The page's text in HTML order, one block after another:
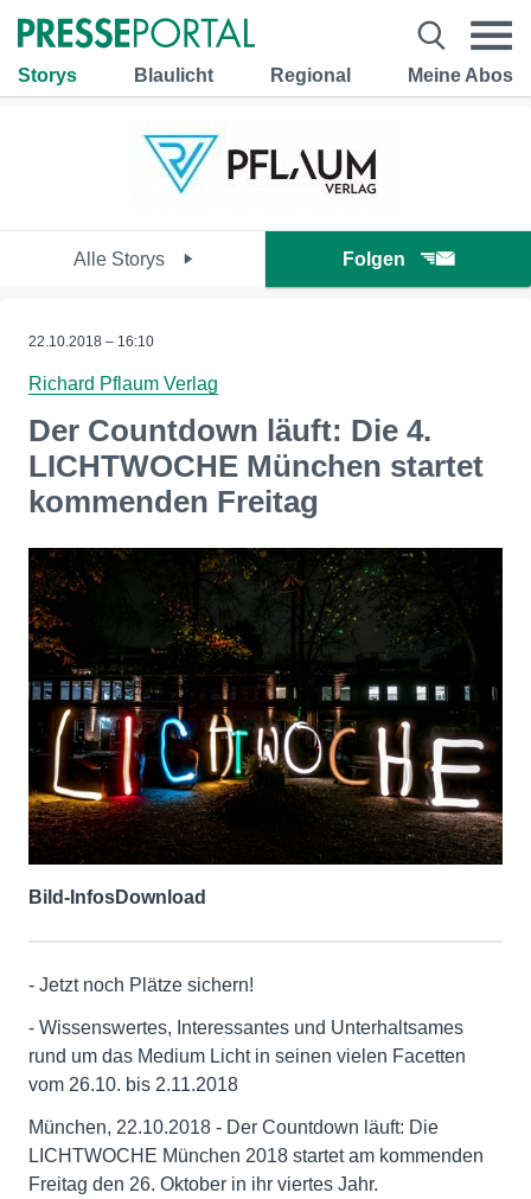
Storys Blaulicht Regional Meine Abos
Alle Storys Folgen
22.10.2018 – 16:10
Richard Pflaum Verlag
Der Countdown läuft: Die 4.
LICHTWOCHE München startet
kommenden Freitag
Bild-InfosDownload
- Jetzt noch Plätze sichern!
- Wissenswertes, Interessantes und Unterhaltsames
rund um das Medium Licht in seinen vielen Facetten
vom 26.10. bis 2.11.2018
München, 22.10.2018 - Der Countdown läuft: Die
LICHTWOCHE München 2018 startet am kommenden
Freitag den 26. Oktober in ihr viertes Jahr.